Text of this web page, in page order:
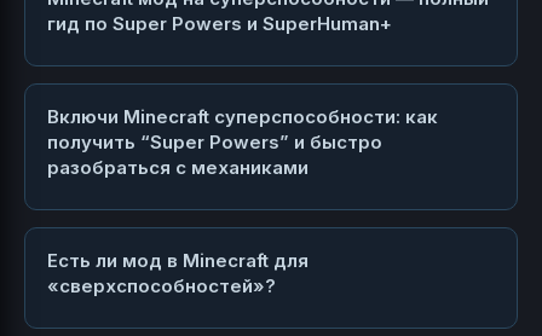
гид по Super Powers и SuperHuman+
Включи Minecraft суперспособности: как
получить “Super Powers” и быстро
разобраться с механиками
Есть ли мод в Minecraft для
«сверхспособностей»?